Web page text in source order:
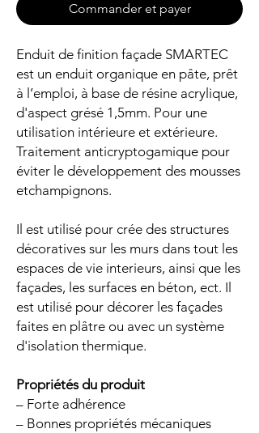
Commander et payer
Enduit de finition façade SMARTEC
est un enduit organique en pâte, prêt
à l’emploi, à base de résine acrylique,
d'aspect grésé 1,5mm. Pour une
utilisation intérieure et extérieure.
Traitement anticryptogamique pour
éviter le développement des mousses
etchampignons.
Il est utilisé pour crée des structures
décoratives sur les murs dans tout les
espaces de vie interieurs, ainsi que les
façades, les surfaces en béton, ect. Il
est utilisé pour décorer les façades
faites en plâtre ou avec un système
d'isolation thermique.
Propriétés du produit
– Forte adhérence
– Bonnes propriétés mécaniques